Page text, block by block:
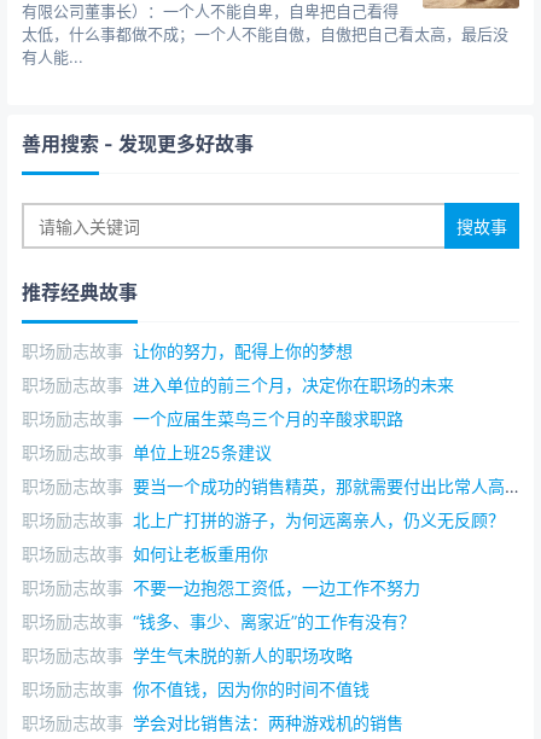
有限公司董事长）：一个人不能自卑，自卑把自己看得
太低，什么事都做不成；一个人不能自傲，自傲把自己看太高，最后没
有人能...
善用搜索 - 发现更多好故事
推荐经典故事
职场励志故事 让你的努力，配得上你的梦想
职场励志故事 进入单位的前三个月，决定你在职场的未来
职场励志故事 一个应届生菜鸟三个月的辛酸求职路
职场励志故事 单位上班25条建议
职场励志故事 要当一个成功的销售精英，那就需要付出比常人高出百倍千倍的努力
职场励志故事 北上广打拼的游子，为何远离亲人，仍义无反顾？
职场励志故事 如何让老板重用你
职场励志故事 不要一边抱怨工资低，一边工作不努力
职场励志故事 “钱多、事少、离家近”的工作有没有？
职场励志故事 学生气未脱的新人的职场攻略
职场励志故事 你不值钱，因为你的时间不值钱
职场励志故事 学会对比销售法：两种游戏机的销售